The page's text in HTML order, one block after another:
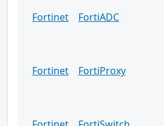
Fortinet
FortiADC
Fortinet
FortiProxy